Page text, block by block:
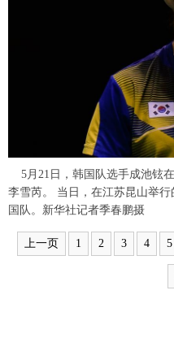
5月21日，韩国队选手成池铉
李雪芮。 当日，在江苏昆山举
国队。新华社记者季春鹏摄
上一页 1 2 3 4 5